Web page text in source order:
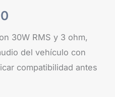
30W RMS y 3 ohm,
del vehículo con
compatibilidad antes